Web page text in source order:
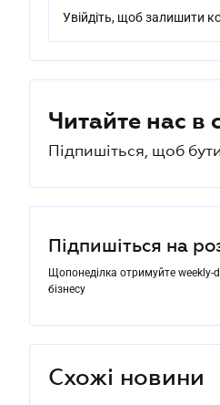
Увійдіть, щоб залишити
Читайте нас в
Підпишіться, щоб
Підпишіться на
Щопонеділка отримуйте weekly-
бізнесу
Схожі новини